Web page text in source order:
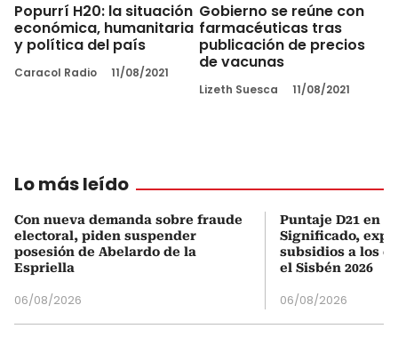
Popurrí H20: la situación
económica, humanitaria
y política del país
Caracol Radio 11/08/2021
Gobierno se reúne con
farmacéuticas tras
publicación de precios
de vacunas
Lizeth Suesca 11/08/2021
Lo más leído
Con nueva demanda sobre fraude
electoral, piden suspender
posesión de Abelardo de la
Espriella
06/08/2026
Puntaje D21 en
Significado,
subsidios a los
el Sisbén 2026
06/08/2026